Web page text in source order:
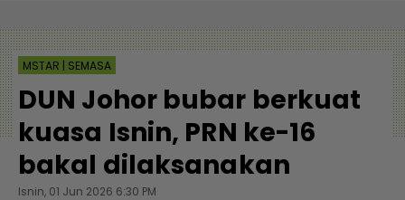
MSTAR | SEMASA
DUN Johor bubar berkuat
kuasa Isnin, PRN ke-16
bakal dilaksanakan
Isnin, 01 Jun 2026 6:30 PM